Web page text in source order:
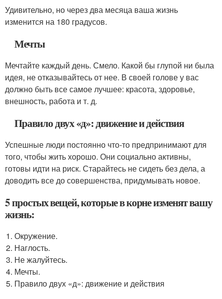
Удивительно, но через два месяца ваша жизнь
изменится на 180 градусов.
Мечты
Мечтайте каждый день. Смело. Какой бы глупой ни была
идея, не отказывайтесь от нее. В своей голове у вас
должно быть все самое лучшее: красота, здоровье,
внешность, работа и т. д.
Правило двух «д»: движение и действия
Успешные люди постоянно что-то предпринимают для
того, чтобы жить хорошо. Они социально активны,
готовы идти на риск. Старайтесь не сидеть без дела, а
доводить все до совершенства, придумывать новое.
5 простых вещей, которые в корне изменят вашу
жизнь:
Окружение.
Наглость.
Не жалуйтесь.
Мечты.
Правило двух «д»: движение и действия